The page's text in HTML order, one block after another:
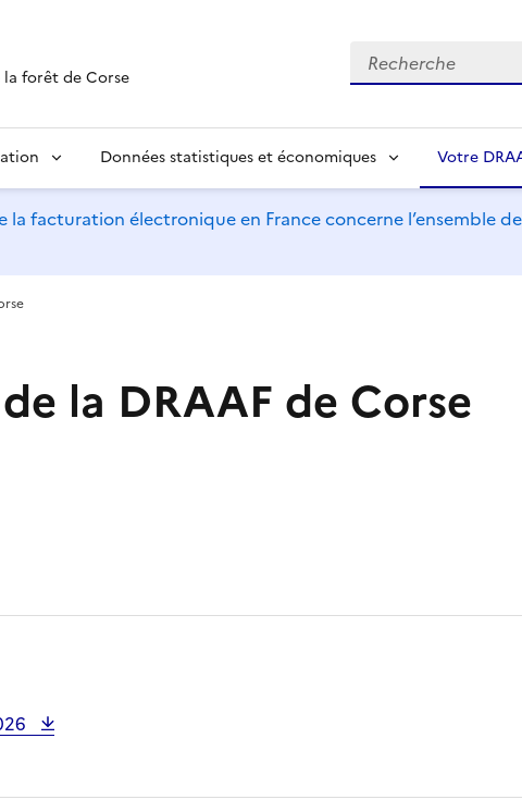
forêt de Corse
Recherche
Données statistiques et économiques Votre
la facturation électronique en France concerne l’ensemble
la DRAAF de Corse